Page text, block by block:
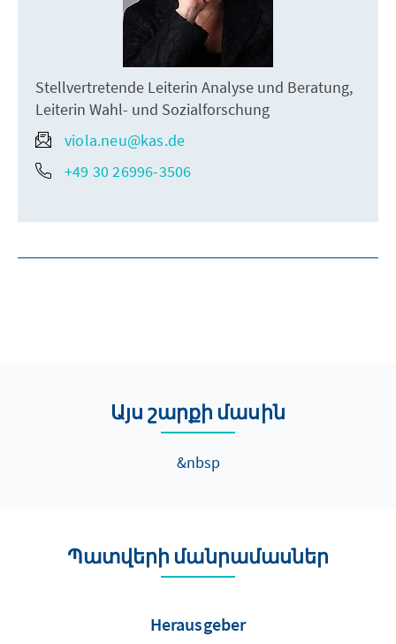
Stellvertretende Leiterin Analyse und Beratung,
Leiterin Wahl- und Sozialforschung
viola.neu@kas.de
+49 30 26996-3506
Այս շարքի մասին
&nbsp
Պատվերի մանրամասներ
Herausgeber